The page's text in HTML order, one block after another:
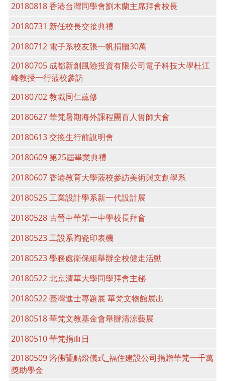
20180818 香港台灣同學會劉木蘭主席拜會校長
20180731 新任校長交接典禮
20180712 電子系校友張一帆捐贈30萬
20180705 成都新創風險投資有限公司電子科技大學杜江
峰教授一行蒞校參訪
20180702 教職同仁薰修
20180627 華梵暑期海外課程團百人誓師大會
20180613 交換生行前說明會
20180609 第25屆畢業典禮
20180607 香港教育大學蒞校參訪美術與文創學系
20180525 工業設計學系新一代設計展
20180528 古晉中華第一中學校長拜會
20180523 工設系陶瓷印表機
20180523 學務處衛保組舉辦全校健走活動
20180522 北京清華大學同學拜會主秘
20180522 臺灣進士專題展 華梵文物館展出
20180518 華梵文教基金會舉辦清涼藝展
20180510 華梵捐血日
20180509 浴佛暨點燈儀式_福住建設公司捐贈華梵一千萬
獎助學金